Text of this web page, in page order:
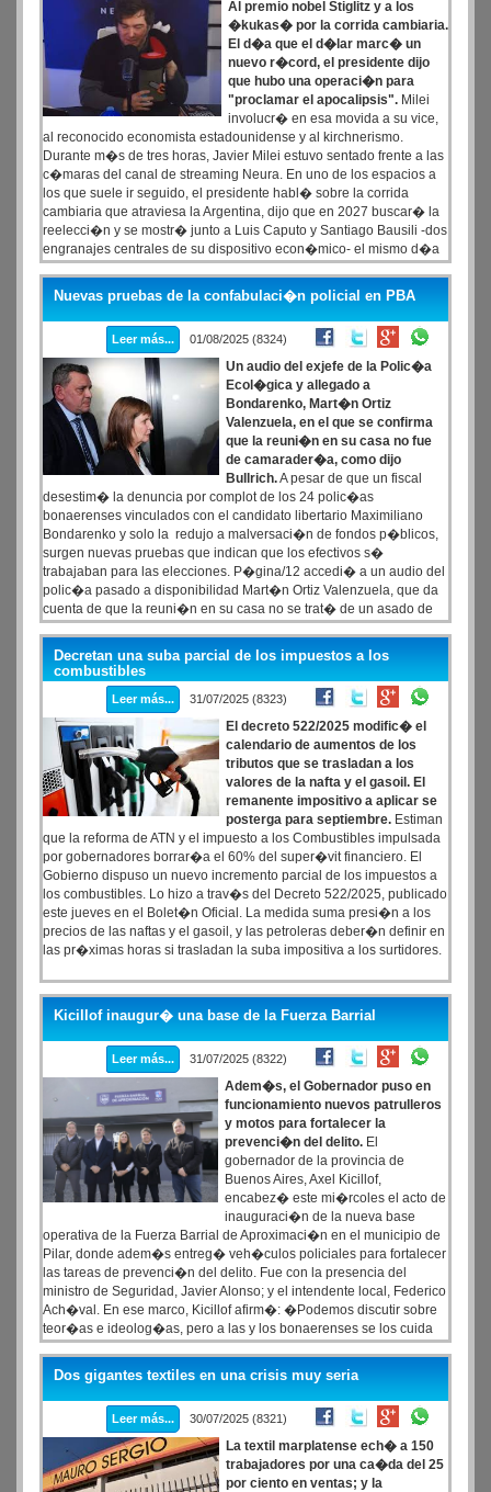
Al premio nobel Stiglitz y a los
�kukas� por la corrida cambiaria.
El d�a que el d�lar marc� un
nuevo r�cord, el presidente dijo
que hubo una operaci�n para
"proclamar el apocalipsis". Milei
involucr� en esa movida a su vice,
al reconocido economista estadounidense y al kirchnerismo.
Durante m�s de tres horas, Javier Milei estuvo sentado frente a las
c�maras del canal de streaming Neura. En uno de los espacios a
los que suele ir seguido, el presidente habl� sobre la corrida
cambiaria que atraviesa la Argentina, dijo que en 2027 buscar� la
reelecci�n y se mostr� junto a Luis Caputo y Santiago Bausili -dos
engranajes centrales de su dispositivo econ�mico- el mismo d�a
que el d�lar lleg� al r�cord de los 1380 pesos.
Nuevas pruebas de la confabulaci�n policial en PBA
Leer más... 01/08/2025 (8324)
Un audio del exjefe de la Polic�a
Ecol�gica y allegado a
Bondarenko, Mart�n Ortiz
Valenzuela, en el que se confirma
que la reuni�n en su casa no fue
de camarader�a, como dijo
Bullrich.A pesar de que un fiscal
desestim� la denuncia por complot de los 24 polic�as
bonaerenses vinculados con el candidato libertario Maximiliano
Bondarenko y solo la redujo a malversaci�n de fondos p�blicos,
surgen nuevas pruebas que indican que los efectivos s�
trabajaban para las elecciones. P�gina/12 accedi� a un audio del
polic�a pasado a disponibilidad Mart�n Ortiz Valenzuela, que da
cuenta de que la reuni�n en su casa no se trat� de un asado de
camarader�a, como afirm� va a estar Maxi (Bondarenko) y ah�
tenemos que presentar y hacer el desarrollo de todos los trabajos
que tenemos previstos. La Justicia refuta a Patricia Bullrich: sigue
abierta la causa Bondarenko y la denuncia no fue desestimada. La
ministra afirm� que la investigaci�n fue �tirada abajo�. En La
Plata lo niegan.
Decretan una suba parcial de los impuestos a los
combustibles
Leer más... 31/07/2025 (8323)
El decreto 522/2025 modific� el
calendario de aumentos de los
tributos que se trasladan a los
valores de la nafta y el gasoil. El
remanente impositivo a aplicar se
posterga para septiembre. Estiman
que la reforma de ATN y el impuesto a los Combustibles impulsada
por gobernadores borrar�a el 60% del super�vit financiero. El
Gobierno dispuso un nuevo incremento parcial de los impuestos a
los combustibles. Lo hizo a trav�s del Decreto 522/2025, publicado
este jueves en el Bolet�n Oficial. La medida suma presi�n a los
precios de las naftas y el gasoil, y las petroleras deber�n definir en
las pr�ximas horas si trasladan la suba impositiva a los surtidores.
Kicillof inaugur� una base de la Fuerza Barrial
Leer más... 31/07/2025 (8322)
Adem�s, el Gobernador puso en
funcionamiento nuevos patrulleros
y motos para fortalecer la
prevenci�n del delito. El
gobernador de la provincia de
Buenos Aires, Axel Kicillof,
encabez� este mi�rcoles el acto de
inauguraci�n de la nueva base
operativa de la Fuerza Barrial de Aproximaci�n en el municipio de
Pilar, donde adem�s entreg� veh�culos policiales para fortalecer
las tareas de prevenci�n del delito. Fue con la presencia del
ministro de Seguridad, Javier Alonso; y el intendente local, Federico
Ach�val. En ese marco, Kicillof afirm�: �Podemos discutir sobre
teor�as e ideolog�as, pero a las y los bonaerenses se los cuida
con inversi�n y con un Estado que est� presente en todos los
barrios de la provincia�
Dos gigantes textiles en una crisis muy seria
Leer más... 30/07/2025 (8321)
La textil marplatense ech� a 150
trabajadores por una ca�da del 25
por ciento en ventas; y la